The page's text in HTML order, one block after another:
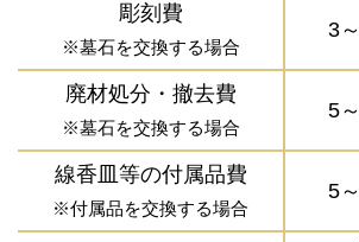
彫刻費
※墓石を交換する場合
3
廃材処分・撤去費
※墓石を交換する場合
5
線香皿等の付属品費
※付属品を交換する場合
5